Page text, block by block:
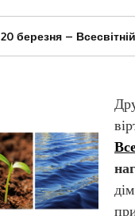
20 березня –